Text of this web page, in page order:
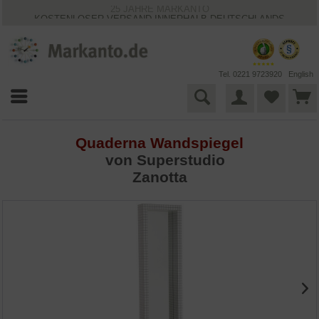
KOSTENLOSER VERSAND INNERHALB DEUTSCHLANDS
VIELFÄLTIGE ZAHLUNGSMÖGLICHKEITEN
BESTPRICE-GARANTIE
Tel. 0221 9723920 English
Quaderna Wandspiegel
von Superstudio
Zanotta